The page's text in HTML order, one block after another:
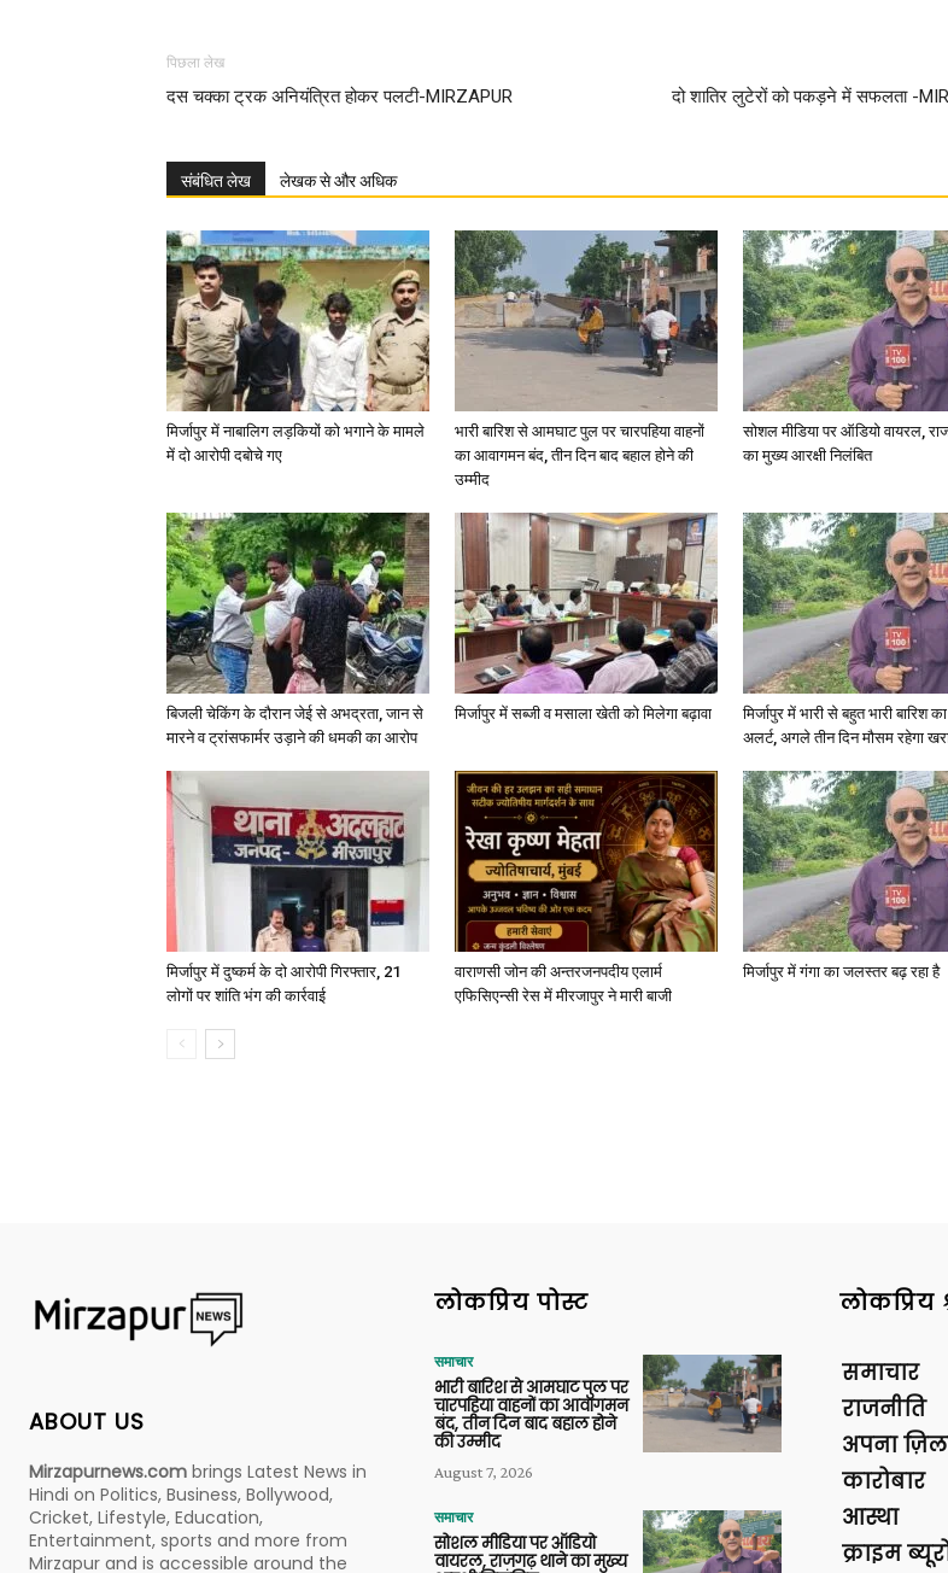
Today
News
Paper
पिछला लेख
दस चक्का ट्रक अनियंत्रित होकर पलटी-MIRZAPUR दो शातिर लुटेरों को पकड़ने में सफलता -
संबंधित लेख लेखक से और अधिक
मिर्जापुर में नाबालिग लड़कियों को भगाने के मामले
में दो आरोपी दबोचे गए
भारी बारिश से आमघाट पुल पर चारपहिया वाहनों
का आवागमन बंद, तीन दिन बाद बहाल होने की
उम्मीद
सोशल मीडिया पर ऑडियो वायरल,
का मुख्य आरक्षी निलंबित
बिजली चेकिंग के दौरान जेई से अभद्रता, जान से
मारने व ट्रांसफार्मर उड़ाने की धमकी का आरोप
मिर्जापुर में सब्जी व मसाला खेती को मिलेगा बढ़ावा
मिर्जापुर में भारी से बहुत भारी बारिश
अलर्ट, अगले तीन दिन मौसम रहेगा
मिर्जापुर में दुष्कर्म के दो आरोपी गिरफ्तार, 21
लोगों पर शांति भंग की कार्रवाई
वाराणसी जोन की अन्तरजनपदीय एलार्म
एफिसिएन्सी रेस में मीरजापुर ने मारी बाजी
मिर्जापुर में गंगा का जलस्तर बढ़ रहा है
ABOUT US
Mirzapurnews.com brings Latest News in
Hindi on Politics, Business, Bollywood,
Cricket, Lifestyle, Education,
Entertainment, sports and more from
Mirzapur and is accessible around the
लोकप्रिय पोस्ट
समाचार
भारी बारिश से आमघाट पुल पर
चारपहिया वाहनों का आवागमन
बंद, तीन दिन बाद बहाल होने
की उम्मीद
August 7, 2026
समाचार
सोशल मीडिया पर ऑडियो
वायरल, राजगढ़ थाने का मुख्य
लोकप्रिय
समाचार
राजनीति
अपना
कारोबार
आस्था
क्राइम